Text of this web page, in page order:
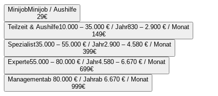
MinijobMinijob / Aushilfe
29€
Teilzeit & Aushilfe10.000 – 35.000 € / Jahr830 – 2.900 € / Monat
149€
Spezialist35.000 – 55.000 € / Jahr2.900 – 4.580 € / Monat
399€
Experte55.000 – 80.000 € / Jahr4.580 – 6.670 € / Monat
699€
Managementab 80.000 € / Jahrab 6.670 € / Monat
999€